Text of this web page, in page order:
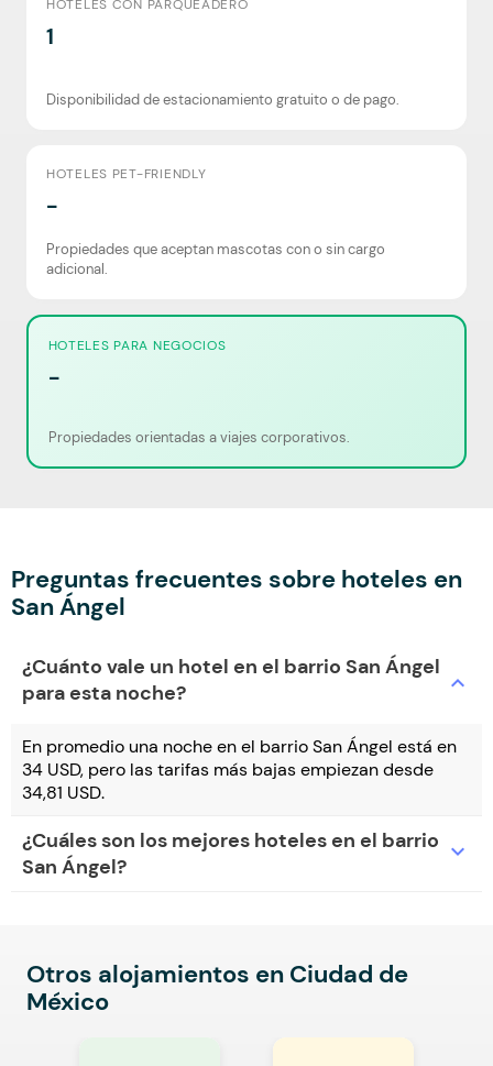
HOTELES CON PARQUEADERO
1
Disponibilidad de estacionamiento gratuito o de pago.
HOTELES PET-FRIENDLY
-
Propiedades que aceptan mascotas con o sin cargo
adicional.
HOTELES PARA NEGOCIOS
-
Propiedades orientadas a viajes corporativos.
Preguntas frecuentes sobre hoteles en
San Ángel
¿Cuánto vale un hotel en el barrio San Ángel
para esta noche?
expand_more
En promedio una noche en el barrio San Ángel está en
34 USD, pero las tarifas más bajas empiezan desde
34,81 USD.
¿Cuáles son los mejores hoteles en el barrio
San Ángel?
expand_more
Otros alojamientos en Ciudad de
México